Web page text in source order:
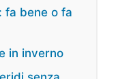
fa bene o fa
in inverno